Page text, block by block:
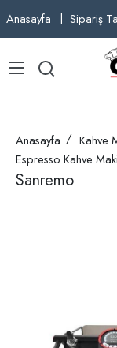
Anasayfa Sipariş
Anasayfa
Kahve
Espresso Kahve
Sanremo